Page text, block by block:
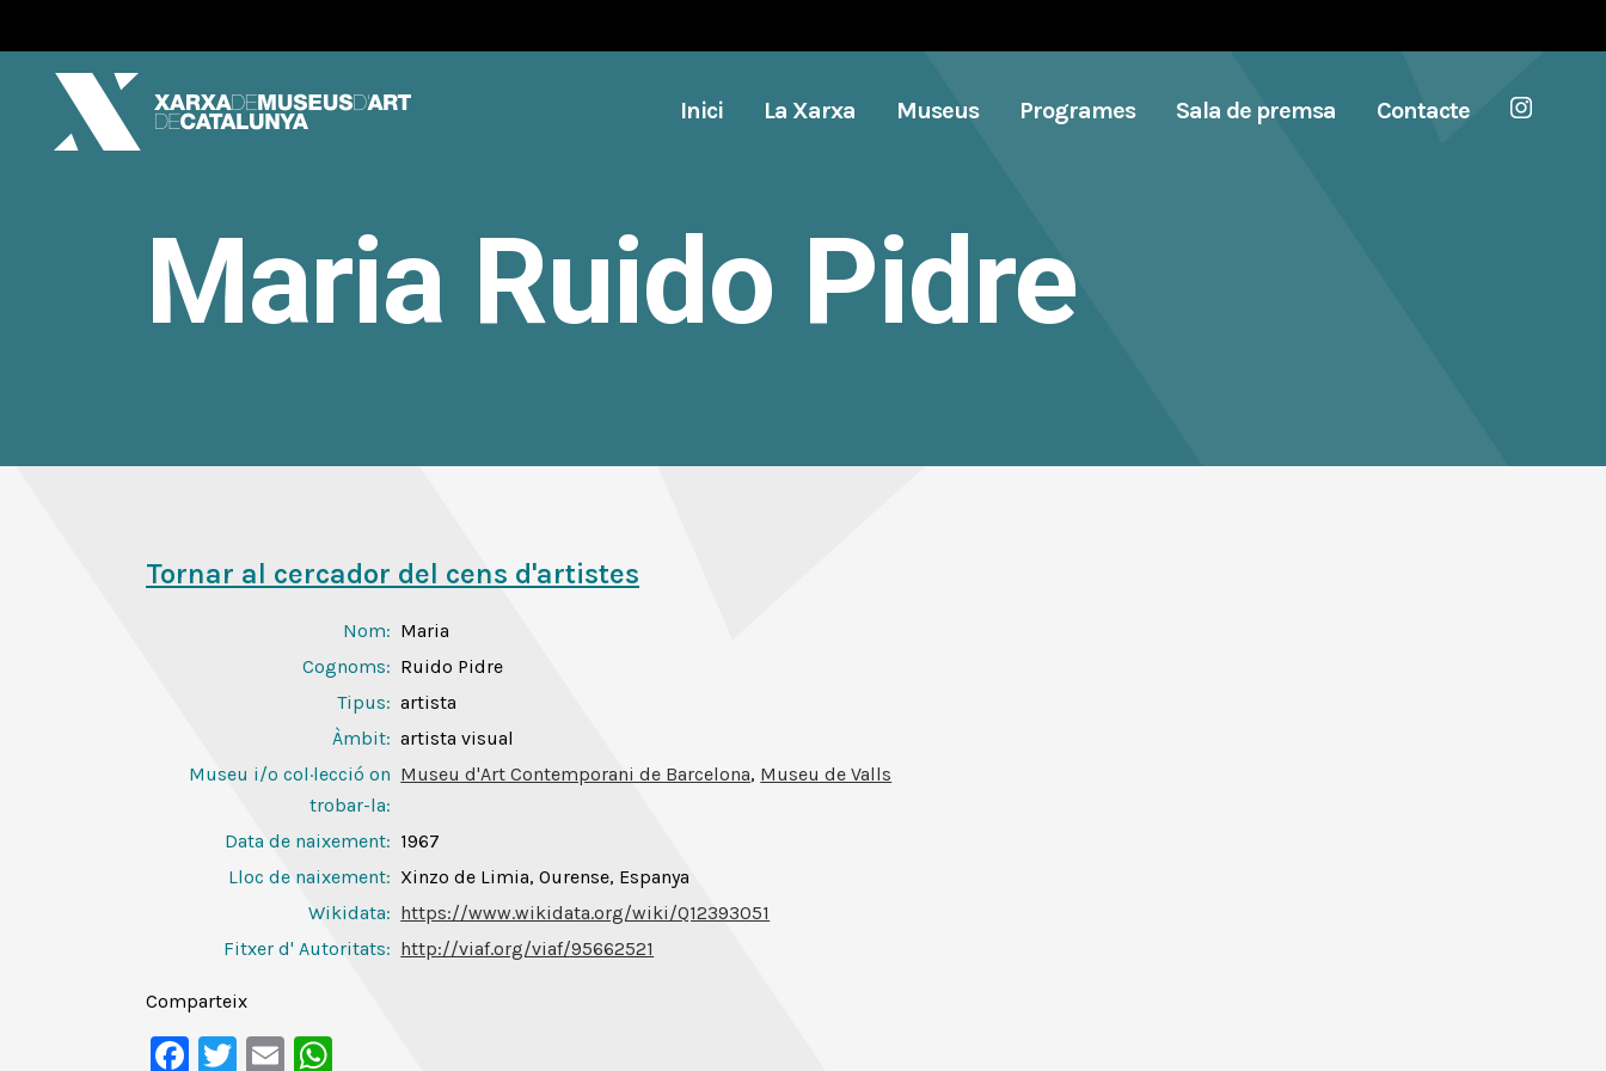
Inici La Xarxa Museus Programes Sala de premsa Contacte
Maria Ruido Pidre
Tornar al cercador del cens d'artistes
Nom: Maria
Cognoms: Ruido Pidre
Tipus: artista
Àmbit: artista visual
Museu i/o col·lecció on
trobar-la:
Museu d'Art Contemporani de Barcelona, Museu de Valls
Data de naixement: 1967
Lloc de naixement: Xinzo de Limia, Ourense, Espanya
Wikidata: https://www.wikidata.org/wiki/Q12393051
Fitxer d' Autoritats: http://viaf.org/viaf/95662521
Comparteix
Facebook
Twitter
Email